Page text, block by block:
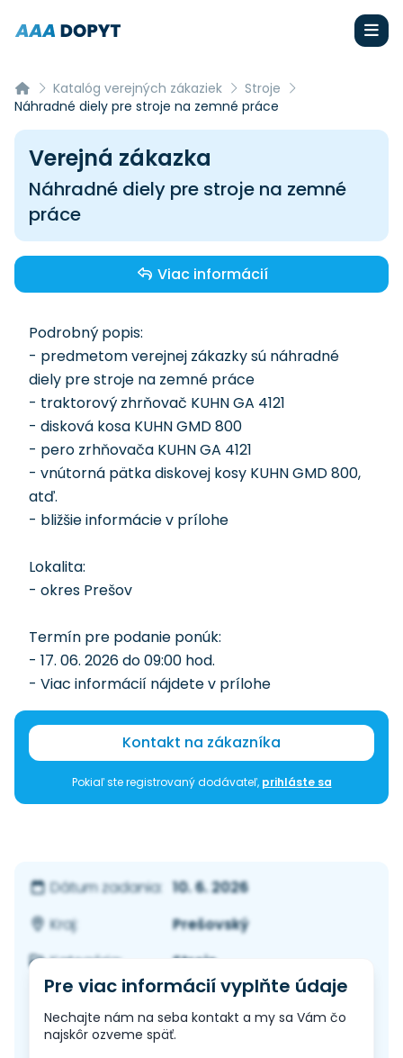
Katalóg verejných zákaziek
Stroje
Náhradné diely pre stroje na zemné práce
Verejná zákazka
Náhradné diely pre stroje na zemné
práce
Viac informácií
Podrobný popis:
- predmetom verejnej zákazky sú náhradné
diely pre stroje na zemné práce
- traktorový zhrňovač KUHN GA 4121
- disková kosa KUHN GMD 800
- pero zrhňovača KUHN GA 4121
- vnútorná pätka diskovej kosy KUHN GMD 800,
atď.
- bližšie informácie v prílohe
Lokalita:
- okres Prešov
Termín pre podanie ponúk:
- 17. 06. 2026 do 09:00 hod.
- Viac informácií nájdete v prílohe
Kontakt na zákazníka
Pokiaľ ste registrovaný dodávateľ, prihláste sa
Dátum zadania: 10. 6. 2026
Kraj:
Prešovský
Kategória:
Stroje
Pre viac informácií vyplňte údaje
Nechajte nám na seba kontakt a my sa Vám čo
najskôr ozveme späť.